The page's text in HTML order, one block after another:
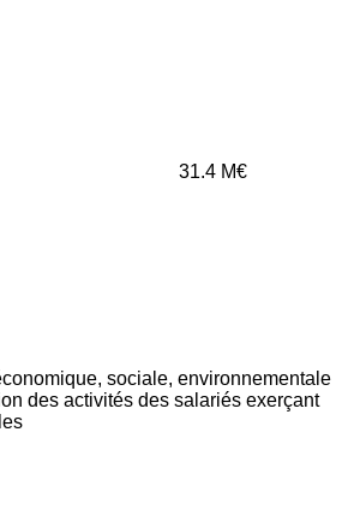
31.4 M€
sociale, environnementale
des activités des salariés exerçant